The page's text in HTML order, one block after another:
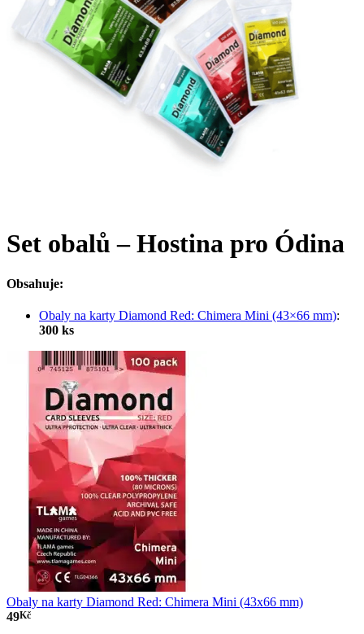
Set obalů – Hostina pro Ódina
Obsahuje:
Obaly na karty Diamond Red: Chimera Mini (43×66 mm):
300 ks
Obaly na karty Diamond Red: Chimera Mini (43x66 mm)
49Kč